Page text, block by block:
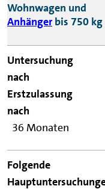
Wohnwagen und
Anhänger bis 750 kg
36 Monaten